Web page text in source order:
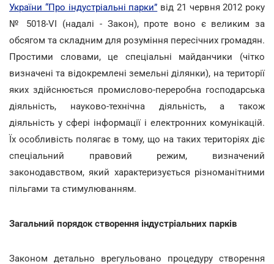
України “Про індустріальні парки” від 21 червня 2012 року
№ 5018-VI (надалі - Закон), проте воно є великим за
обсягом та складним для розуміння пересічних громадян.
Простими словами, це спеціальні майданчики (чітко
визначені та відокремлені земельні ділянки), на території
яких здійснюється промислово-переробна господарська
діяльність, науково-технічна діяльність, а також
діяльність у сфері інформації і електронних комунікацій.
Їх особливість полягає в тому, що на таких територіях діє
спеціальний правовий режим, визначений
законодавством, який характеризується різноманітними
пільгами та стимулюванням.
Загальний порядок створення індустріальних парків
Законом детально врегульовано процедуру створення